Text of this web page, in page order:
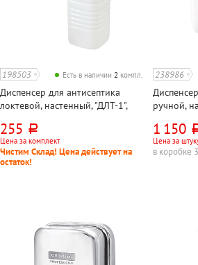
198503 Есть в наличии 2 компл.
Диспенсер для антисептика
локтевой, настенный, "ДЛТ-1",
255 руб.
Цена за комплект
Чистим Склад! Цена действует на
остаток!
238986
ручной,
пластик,
1 150
Цена за
в коробке